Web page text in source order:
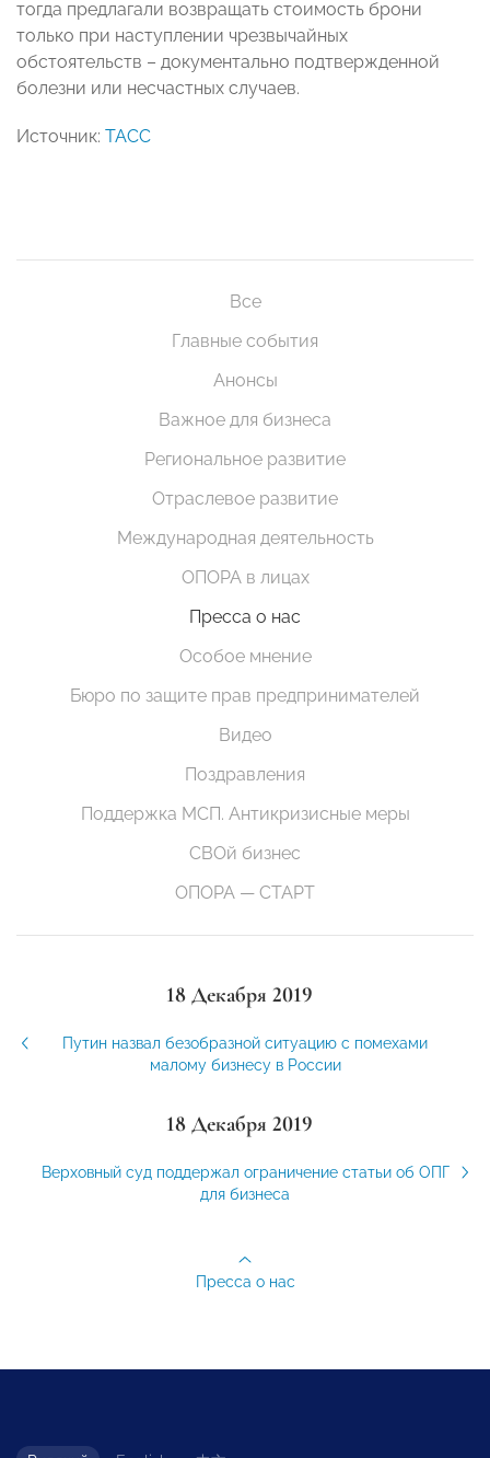
тогда предлагали возвращать стоимость брони
только при наступлении чрезвычайных
обстоятельств – документально подтвержденной
болезни или несчастных случаев.
Источник: ТАСС
Все
Главные события
Анонсы
Важное для бизнеса
Региональное развитие
Отраслевое развитие
Международная деятельность
ОПОРА в лицах
Пресса о нас
Особое мнение
Бюро по защите прав предпринимателей
Видео
Поздравления
Поддержка МСП. Антикризисные меры
СВОй бизнес
ОПОРА — СТАРТ
18 Декабря 2019
Путин назвал безобразной ситуацию с помехами
малому бизнесу в России
18 Декабря 2019
Верховный суд поддержал ограничение статьи об ОПГ
для бизнеса
Пресса о нас